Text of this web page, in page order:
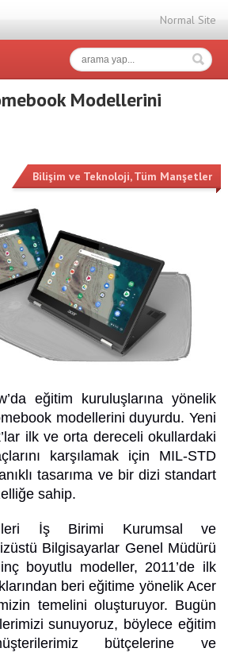
Normal Site
Modellerini
Bilişim ve Teknoloji,Tüm Manşetler
eğitim kuruluşlarına yönelik
modellerini duyurdu. Yeni
ilk ve orta dereceli okullardaki
karşılamak için MIL-STD
tasarıma ve bir dizi standart
sahip.
İş Birimi Kurumsal ve
Bilgisayarlar Genel Müdürü
boyutlu modeller, 2011’de ilk
beri eğitime yönelik Acer
temelini oluşturuyor. Bugün
sunuyoruz, böylece eğitim
bütçelerine ve